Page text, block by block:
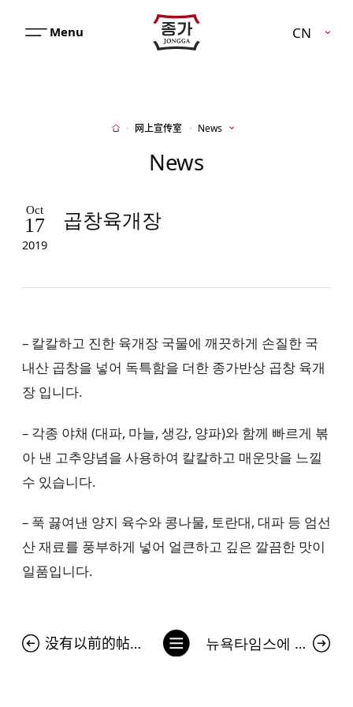
JJONGGA
메
CN
Home网上宣传室 News
News
Oct
17
2019
곱창육개장
– 칼칼하고 진한 육개장 국물에 깨끗하게 손질한 국
내산 곱창을 넣어 독특함을 더한 종가반상 곱창 육개
장 입니다.
– 각종 야채 (대파, 마늘, 생강, 양파)와 함께 빠르게 볶
아 낸 고추양념을 사용하여 칼칼하고 매운맛을 느낄
수 있습니다.
– 푹 끓여낸 양지 육수와 콩나물, 토란대, 대파 등 엄선
산 재료를 풍부하게 넣어 얼큰하고 깊은 깔끔한 맛이
일품입니다.
没有以前的帖子。 뉴욕타임스에 등장한 김치 광고…서경덕 "中 김치 공정에 팩트로 대응"
列
表